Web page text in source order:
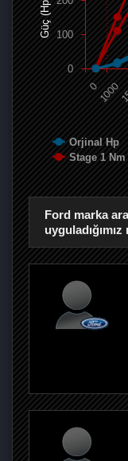
Güç (Hp)
Orjinal Hp
Stage 1 Nm
0 1000
0
100
Ford marka